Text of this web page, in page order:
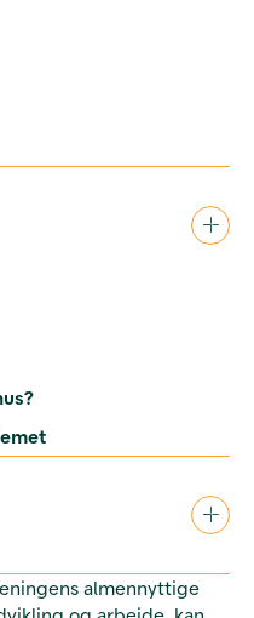
almennyttige